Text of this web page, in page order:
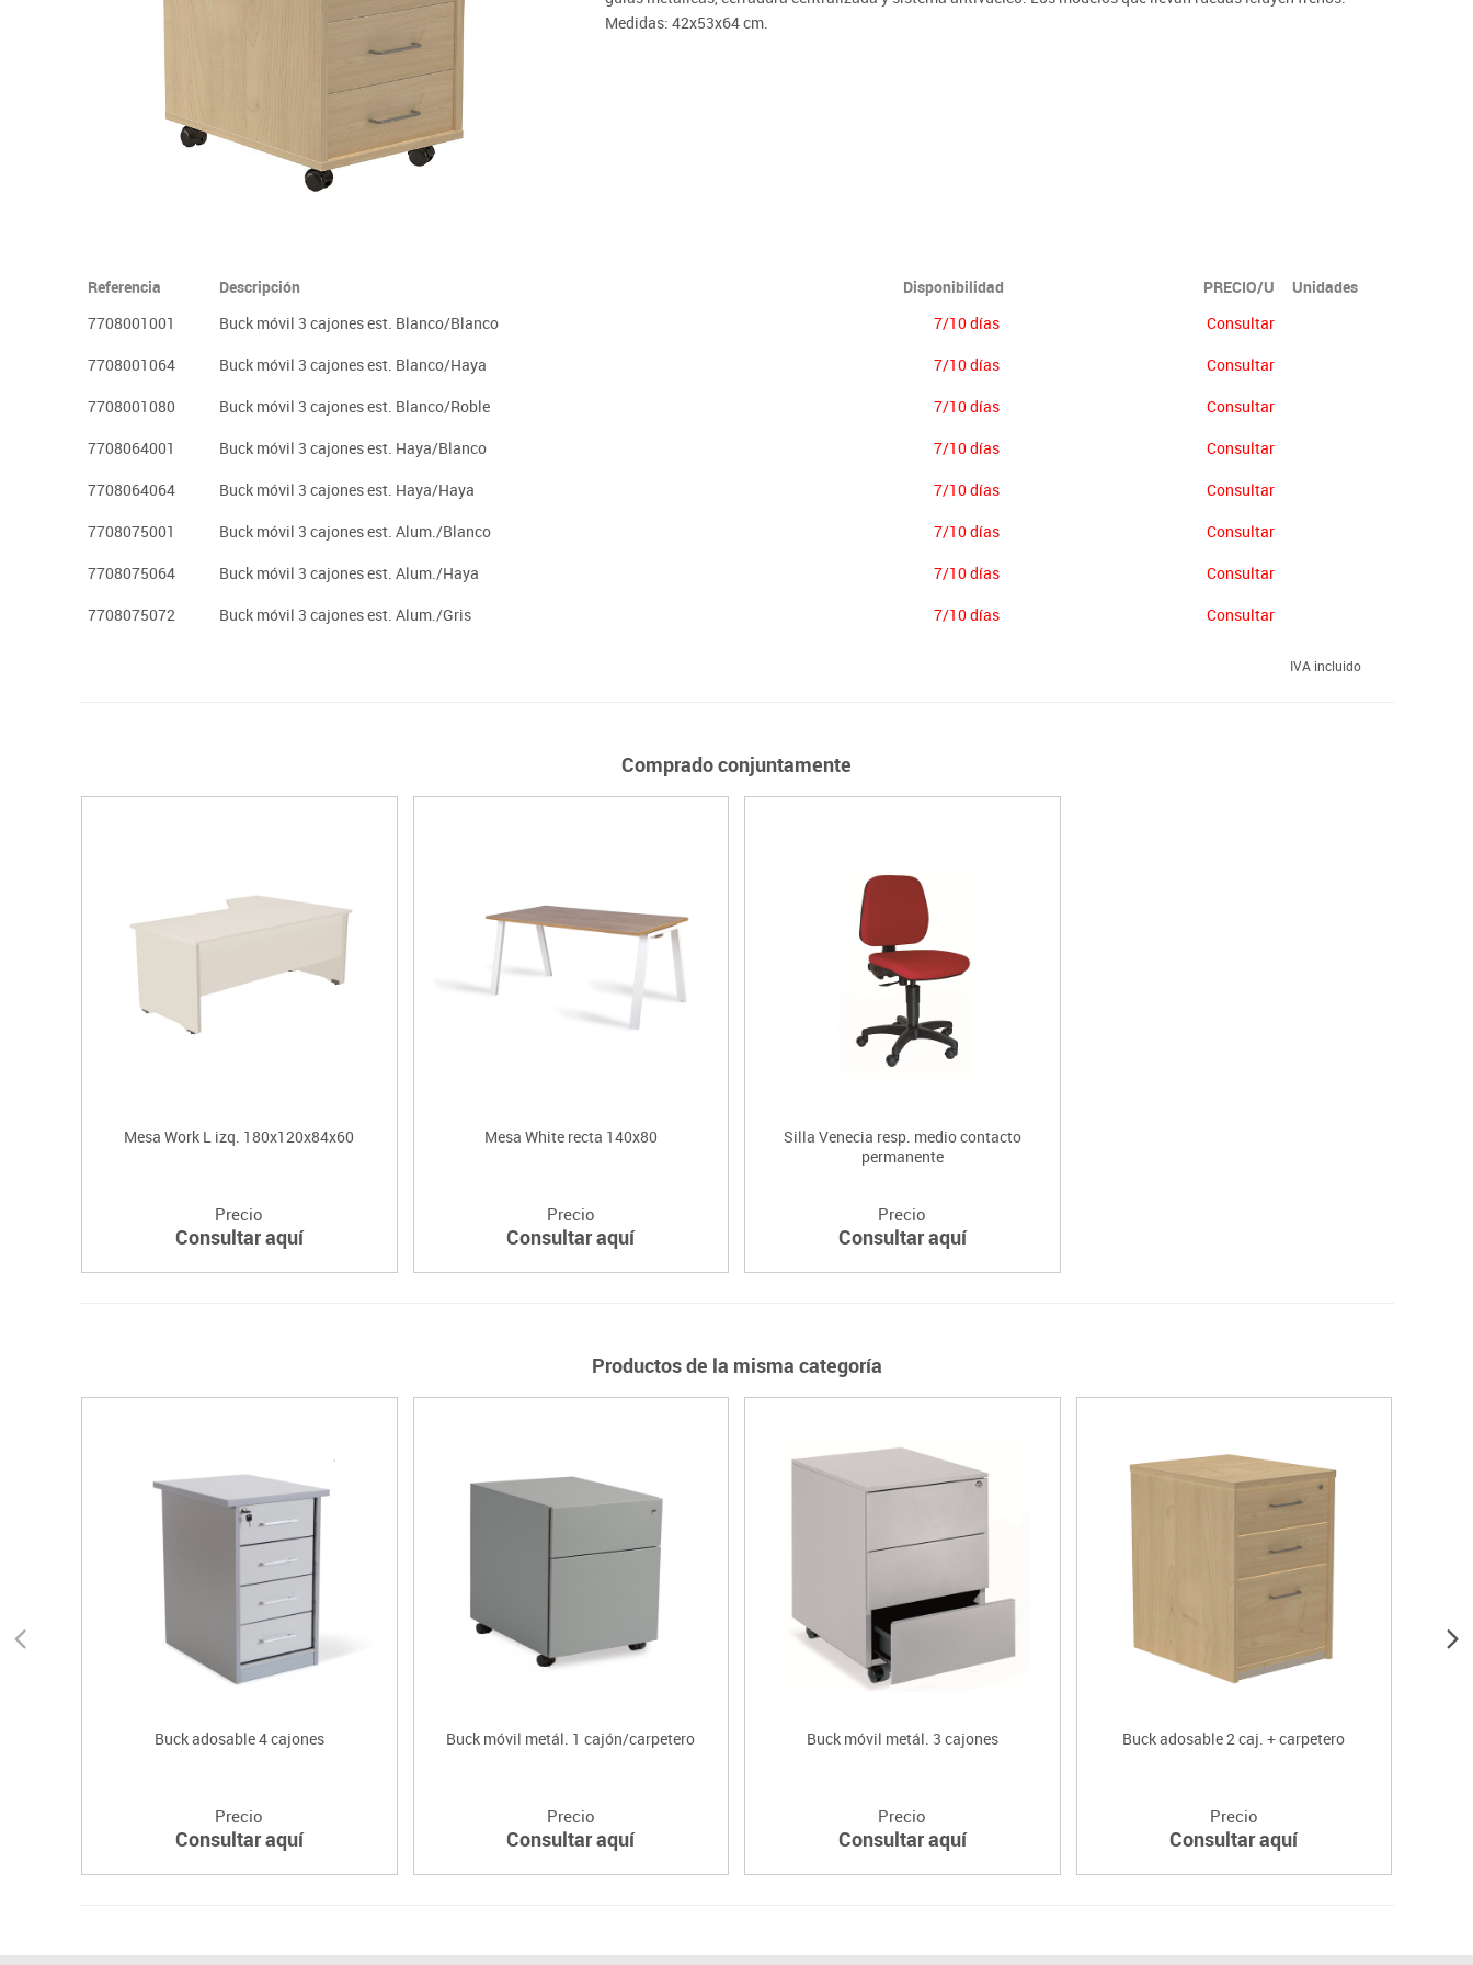
Lenguaje & idiomas
Medidas: 42x53x64 cm.
Referencia Descripción Disponibilidad PRECIO/U
Unidades
7708001001
Buck móvil 3 cajones est. Blanco/Blanco 7/10 días
Consultar
7708001064
Buck móvil 3 cajones est. Blanco/Haya 7/10 días
Consultar
7708001080
Buck móvil 3 cajones est. Blanco/Roble 7/10 días
Consultar
7708064001
Buck móvil 3 cajones est. Haya/Blanco 7/10 días
Consultar
7708064064
Buck móvil 3 cajones est. Haya/Haya 7/10 días
Consultar
7708075001
Buck móvil 3 cajones est. Alum./Blanco 7/10 días
Consultar
7708075064
Buck móvil 3 cajones est. Alum./Haya 7/10 días
Consultar
7708075072
Buck móvil 3 cajones est. Alum./Gris 7/10 días Consultar
IVA incluido
Comprado conjuntamente
Mesa Work L izq. 180x120x84x60
Precio
Consultar aquí
Mesa White recta 140x80
Precio
Consultar aquí
Silla Venecia resp. medio contacto
permanente
Precio
Consultar aquí
Productos de la misma categoría
Buck adosable 4 cajones
Precio
Consultar aquí
Buck móvil metál. 1 cajón/carpetero
Precio
Consultar aquí
Buck móvil metál. 3 cajones
Precio
Consultar aquí
Buck adosable 2 caj. + carpetero
Precio
Consultar aquí